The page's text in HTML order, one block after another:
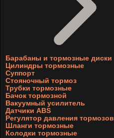
Барабаны и тормозные диски
Цилиндры тормозные
Суппорт
Стояночный тормоз
Трубки тормозные
Бачок тормозной
Вакуумный усилитель
Датчики ABS
Регулятор давления тормозов
Шланги тормозные
Колодки тормозные